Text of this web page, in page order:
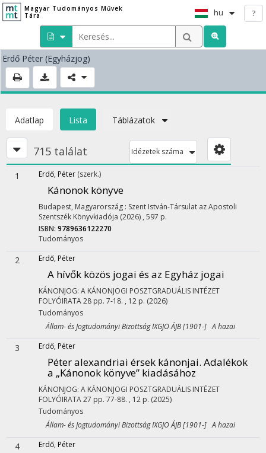
Magyar Tudományos Művek
Tára
hu ?
Erdő Péter (Egyházjog)
Adatlap Lista Táblázatok
715 találat Idézetek száma
1 Erdő, Péter (szerk.)
Kánonok könyve
Budapest, Magyarország : Szent István-Társulat az Apostoli
Szentszék Könyvkiadója (2026) , 597 p.
ISBN: 9789636122270
Tudományos
2 Erdő, Péter
A hívők közös jogai és az Egyház jogai
KÁNONJOG: A KÁNONJOGI POSZTGRADUÁLIS INTÉZET
FOLYÓIRATA28 pp. 7-18. , 12 p. (2026)
Tudományos
Állam- és Jogtudományi Bizottság IXGJO ÁJB [1901-] A hazai
3 Erdő, Péter
Péter alexandriai érsek kánonjai. Adalékok
a „Kánonok könyve” kiadásához
KÁNONJOG: A KÁNONJOGI POSZTGRADUÁLIS INTÉZET
FOLYÓIRATA27 pp. 77-88. , 12 p. (2025)
Tudományos
Állam- és Jogtudományi Bizottság IXGJO ÁJB [1901-] A hazai
4 Erdő, Péter